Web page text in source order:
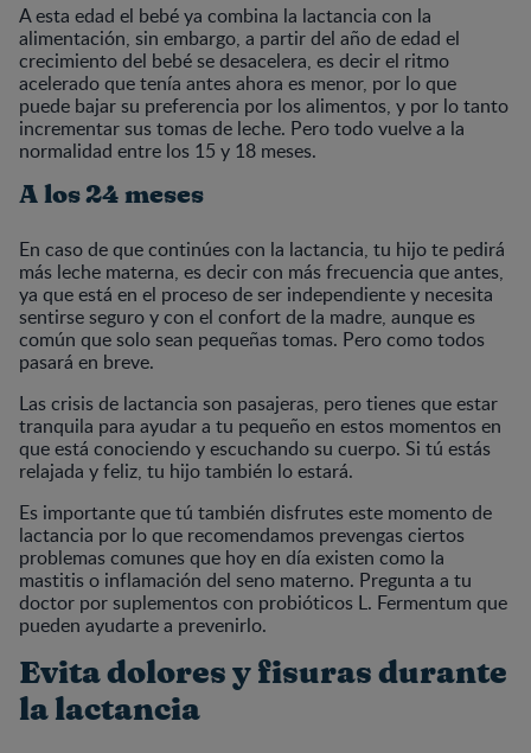
A esta edad el bebé ya combina la lactancia con la
alimentación, sin embargo, a partir del año de edad el
crecimiento del bebé se desacelera, es decir el ritmo
acelerado que tenía antes ahora es menor, por lo que
puede bajar su preferencia por los alimentos, y por lo tanto
incrementar sus tomas de leche. Pero todo vuelve a la
normalidad entre los 15 y 18 meses.
A los 24 meses
En caso de que continúes con la lactancia, tu hijo te pedirá
más leche materna, es decir con más frecuencia que antes,
ya que está en el proceso de ser independiente y necesita
sentirse seguro y con el confort de la madre, aunque es
común que solo sean pequeñas tomas. Pero como todos
pasará en breve.
Las crisis de lactancia son pasajeras, pero tienes que estar
tranquila para ayudar a tu pequeño en estos momentos en
que está conociendo y escuchando su cuerpo. Si tú estás
relajada y feliz, tu hijo también lo estará.
Es importante que tú también disfrutes este momento de
lactancia por lo que recomendamos prevengas ciertos
problemas comunes que hoy en día existen como la
mastitis o inflamación del seno materno. Pregunta a tu
doctor por suplementos con probióticos L. Fermentum que
pueden ayudarte a prevenirlo.
Evita dolores y fisuras durante
la lactancia